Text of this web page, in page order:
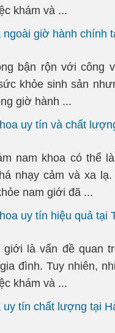
khám và ...
giờ hành chính
bận rộn với công
khỏe sinh sản
giờ hành ...
uy tín và chất
nam khoa có thể
nhạy cảm và xa lạ.
nam giới đã ...
uy tín hiệu quả tại
là vấn đề quan
đình. Tuy nhiên,
khám và ...
uy tín chất lượng tại